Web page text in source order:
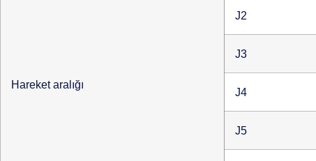
Hareket aralığı
J2
J3
J4
J5